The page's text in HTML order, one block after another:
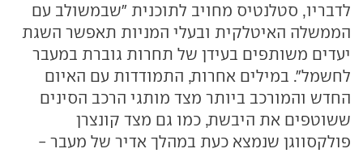
לדבריו, סטלנטיס מחויב לתוכנית "שבמשולב עם
הממשלה האיטלקית ובעלי המניות תאפשר השגת
יעדים משותפים בעידן של תחרות גוברת במעבר
לחשמל". במילים אחרות, התמודדות עם האיום
החדש והמורכב ביותר מצד מותגי הרכב הסינים
ששוטפים את היבשת, כמו גם מצד קונצרן
פולקסווגן שנמצא כעת במהלך אדיר של מעבר -